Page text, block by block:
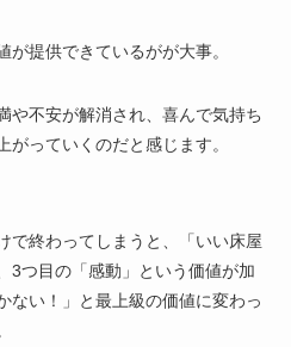
提供できているがが大事。
や不安が解消され、喜んで気持ち
っていくのだと感じます。
で終わってしまうと、「いい床屋
3つ目の「感動」という価値が加
ない！」と最上級の価値に変わっ